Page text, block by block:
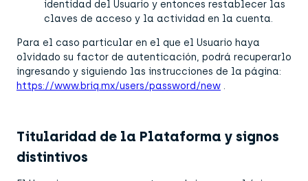
identidad del Usuario y entonces restablecer las
claves de acceso y la actividad en la cuenta.
Para el caso particular en el que el Usuario haya
olvidado su factor de autenticación, podrá recuperarlo
ingresando y siguiendo las instrucciones de la página:
https://www.briq.mx/users/password/new .
Titularidad de la Plataforma y signos
distintivos